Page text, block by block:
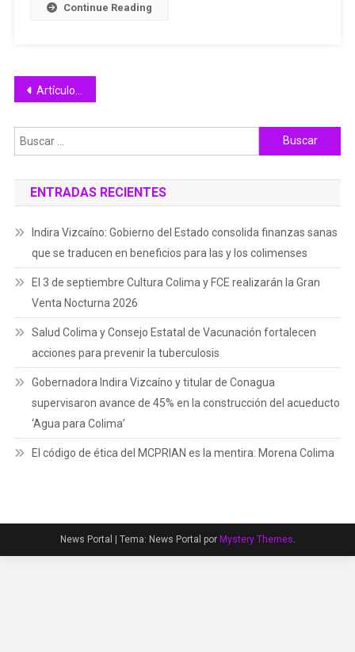
Municipio
Continue Reading
Navegación
de
entradas
Artículos antiguos
Buscar:
ENTRADAS RECIENTES
Indira Vizcaíno: Gobierno del Estado consolida finanzas sanas
que se traducen en beneficios para las y los colimenses
El 3 de septiembre Cultura Colima y FCE realizarán la Gran
Venta Nocturna 2026
Salud Colima y Consejo Estatal de Vacunación fortalecen
acciones para prevenir la tuberculosis
Gobernadora Indira Vizcaíno y titular de Conagua
supervisaron avance de 45% en la construcción del acueducto
‘Agua para Colima’
El código de ética del MCPRIAN es la mentira: Morena Colima
News Portal | Tema: News Portal por Mystery Themes